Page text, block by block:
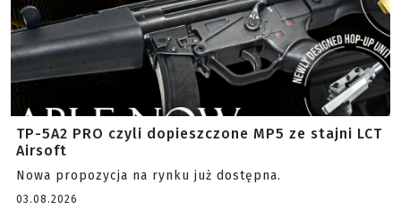
TP-5A2 PRO czyli dopieszczone MP5 ze stajni LCT
Airsoft
Nowa propozycja na rynku już dostępna.
03.08.2026